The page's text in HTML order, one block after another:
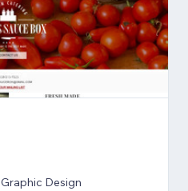
Design